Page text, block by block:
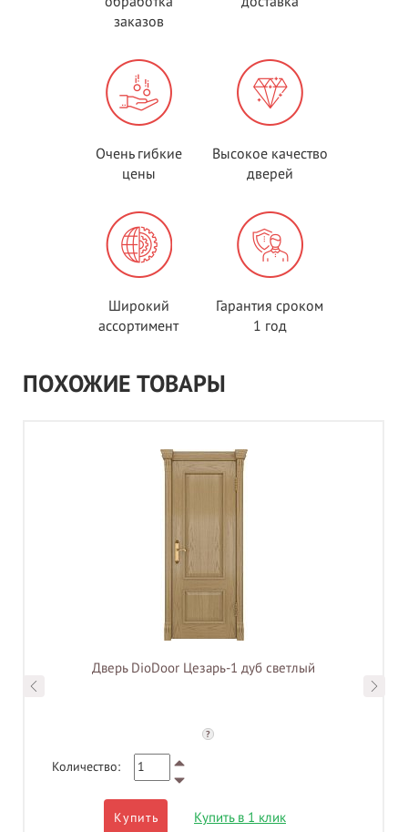
заказов
Очень гибкие
цены
Высокое качество
дверей
Широкий
ассортимент
Гарантия сроком
1 год
ПОХОЖИЕ ТОВАРЫ
Дверь DioDoor Цезарь-1 дуб светлый
?
Количество:
Купить Купить в 1 клик